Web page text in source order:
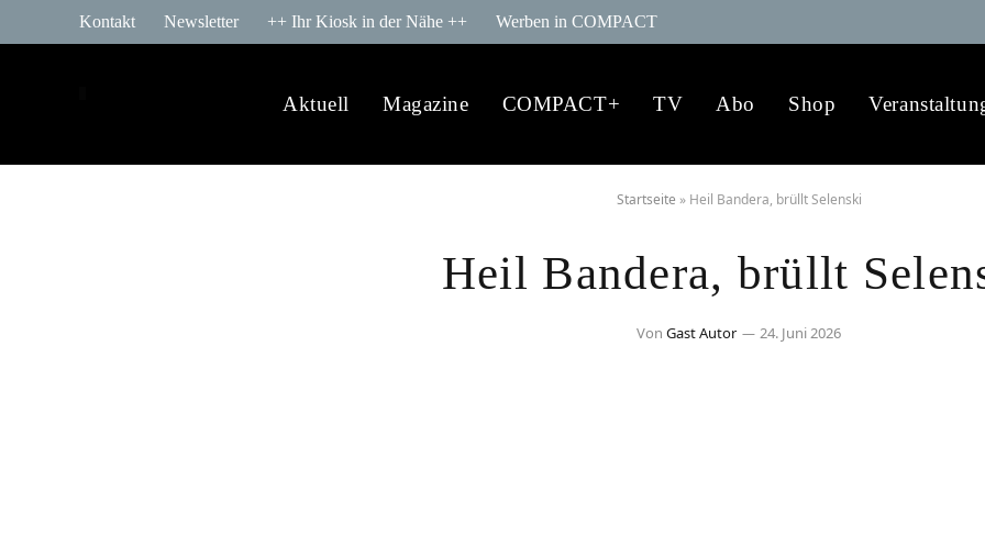
Kontakt Newsletter ++ Ihr Kiosk in der Nähe ++ Werben in COMPACT
Aktuell Magazine COMPACT+ TV Abo Shop
Startseite » Heil Bandera, brüllt Selenski
Heil Bandera, brüllt
Von Gast Autor 24. Juni 2026